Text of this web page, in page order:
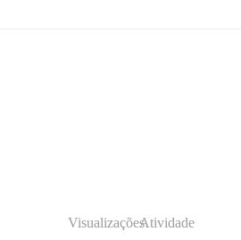
VisualizaçõesAtividade